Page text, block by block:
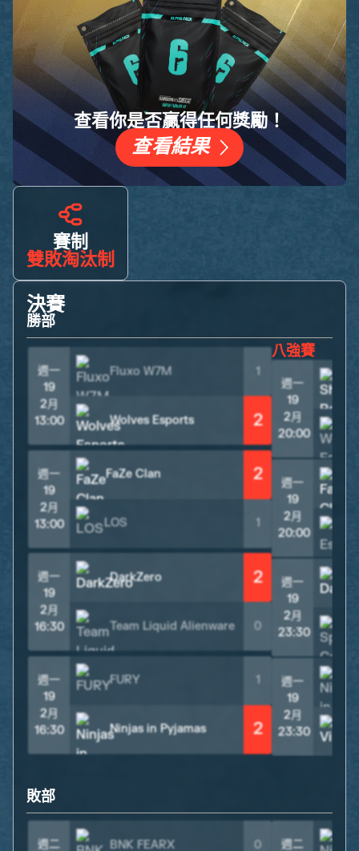
查看你是否贏得任何獎勵！
查看結果
賽制
雙敗淘汰制
決賽
勝部
週一
19
2月
13:00
Fluxo W7M 1
Wolves Esports 2
週一
19
2月
13:00
FaZe Clan 2
LOS 1
週一
19
2月
16:30
DarkZero 2
Team Liquid Alienware 0
週一
19
2月
16:30
FURY 1
Ninjas in Pyjamas 2
八強賽
週一
19
2月
20:00
週一
19
2月
20:00
週一
19
2月
23:30
週一
19
2月
23:30
敗部
週二
BNK FEARX 0
週二